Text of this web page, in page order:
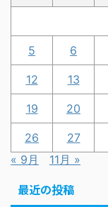
5 6
12 13
19 20
26 27
« 9月
11月 »
最近の投稿